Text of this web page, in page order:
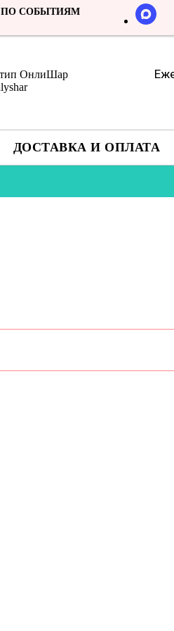
ПО СОБЫТИЯМ
ДОСТАВКА И ОПЛАТА